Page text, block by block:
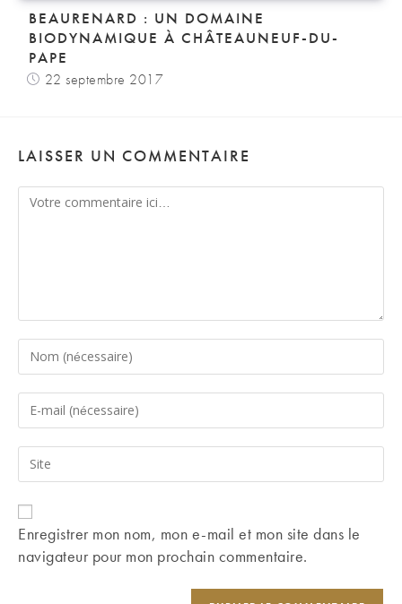
BEAURENARD : UN DOMAINE
BIODYNAMIQUE À CHÂTEAUNEUF-DU-
PAPE
22 septembre 2017
LAISSER UN COMMENTAIRE
Comment
Enter
your
name
comment
Enter
your
email
address
comment
Saisir
l’URL
de
votre
(facultatif)
Enregistrer mon nom, mon e-mail et mon site dans le
navigateur pour mon prochain commentaire.